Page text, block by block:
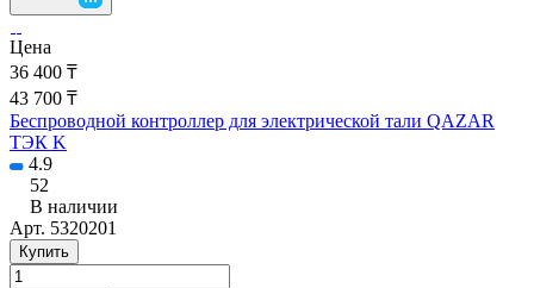
Цена
36 400 ₸
43 700 ₸
Беспроводной контроллер для электрической тали QAZAR
ТЭК K
4.9
52
В наличии
Арт. 5320201
Купить